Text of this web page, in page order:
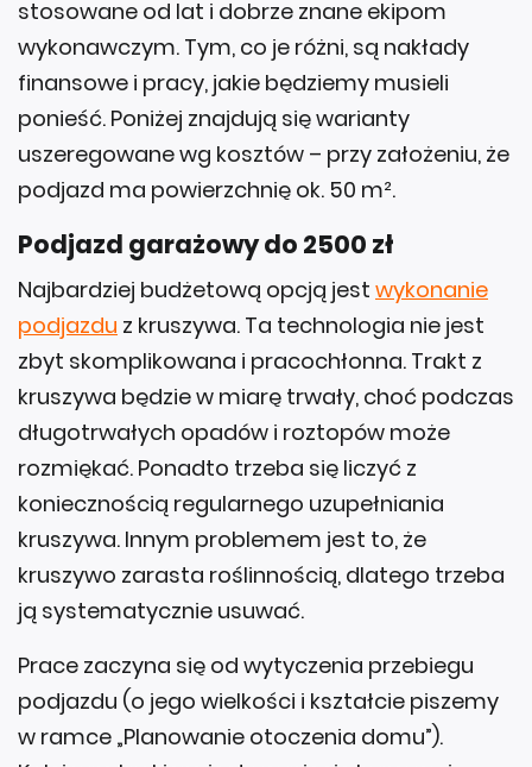
stosowane od lat i dobrze znane ekipom
wykonawczym. Tym, co je różni, są nakłady
finansowe i pracy, jakie będziemy musieli
ponieść. Poniżej znajdują się warianty
uszeregowane wg kosztów – przy założeniu, że
podjazd ma powierzchnię ok. 50 m².
Podjazd garażowy do 2500 zł
Najbardziej budżetową opcją jest wykonanie
podjazdu z kruszywa. Ta technologia nie jest
zbyt skomplikowana i pracochłonna. Trakt z
kruszywa będzie w miarę trwały, choć podczas
długotrwałych opadów i roztopów może
rozmiękać. Ponadto trzeba się liczyć z
koniecznością regularnego uzupełniania
kruszywa. Innym problemem jest to, że
kruszywo zarasta roślinnością, dlatego trzeba
ją systematycznie usuwać.
Prace zaczyna się od wytyczenia przebiegu
podjazdu (o jego wielkości i kształcie piszemy
w ramce „Planowanie otoczenia domu”).